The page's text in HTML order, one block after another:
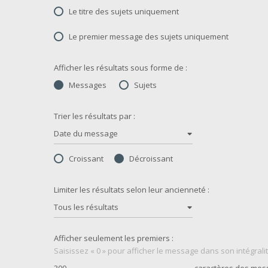
Le titre des sujets uniquement
Le premier message des sujets uniquement
Afficher les résultats sous forme de :
Messages
Sujets
Trier les résultats par :
Date du message
Croissant Décroissant
Limiter les résultats selon leur ancienneté :
Tous les résultats
Afficher seulement les premiers :
Saisissez « 0 » pour afficher le message dans son